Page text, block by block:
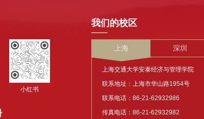
小红书
我们的校区
上海 深圳
上海交通大学安泰经济与管理学院
联系地址：上海市华山路1954号
联系电话：86-21-62932986
传真电话：86-21-62932982